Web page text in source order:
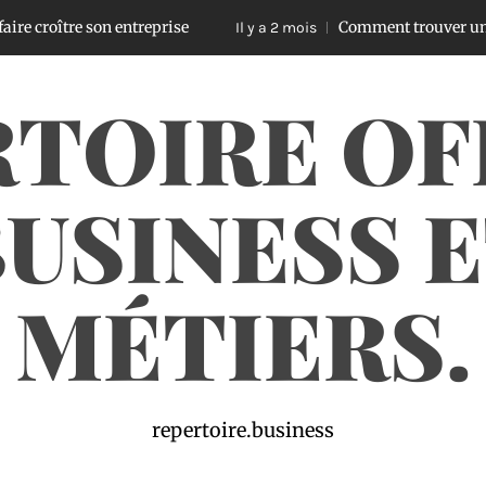
son entreprise Il y a 2 mois Comment trouver une niche
MÉTIERS.
repertoire.business